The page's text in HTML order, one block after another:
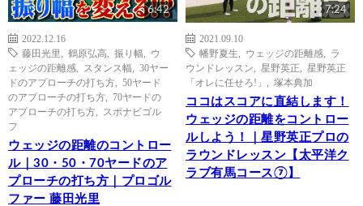
6:42
2022.12.16
藤田光里
鶴原弘高 振り幅
ウ
ェッジの距離感
スタンス幅
30ヤー
ドのアプローチの打ち方
50ヤード
のアプローチの打ち方
70ヤードの
アプローチの打ち方
スポナビゴル
フ
ウェッジの距離のコントロー
ル｜30・50・70ヤードのア
プローチの打ち方｜プロゴル
ファー 藤田光里
7:24
2021.09.10
幡野夏生
ウェッジの距離感
ラ
ウンドレッスン
星野英正
星野英正
「オレに任せろ!」
塚本典加
ココはスコアに直結します！
ウェッジの距離をコントロー
ルしよう！｜星野英正プロの
ラウンドレッスン【太平洋ク
ラブ有馬コース⑦】